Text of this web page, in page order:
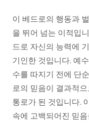
이 베드로의 행동과
을 뛰어 넘는 이적입
드로 자신의 능력에
기인한 것입니다. 예
수를 따지기 전에 단
로의 믿음이 결과적
통로가 된 것입니다.
속에 고백되어진 믿